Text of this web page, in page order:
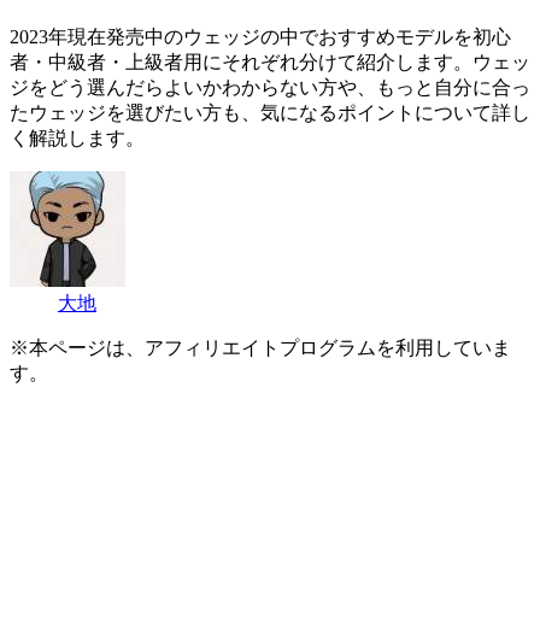
2023年現在発売中のウェッジの中でおすすめモデルを初心
者・中級者・上級者用にそれぞれ分けて紹介します。ウェッ
ジをどう選んだらよいかわからない方や、もっと自分に合っ
たウェッジを選びたい方も、気になるポイントについて詳し
く解説します。
大地
※本ページは、アフィリエイトプログラムを利用していま
す。